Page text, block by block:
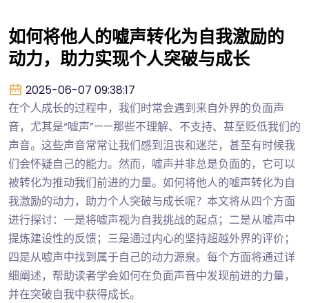
如何将他人的嘘声转化为自我激励的
动力，助力实现个人突破与成长
2025-06-07 09:38:17
在个人成长的过程中，我们时常会遇到来自外界的负面声
音，尤其是“嘘声”——那些不理解、不支持、甚至贬低我们的
声音。这些声音常常让我们感到沮丧和迷茫，甚至有时候我
们会怀疑自己的能力。然而，嘘声并非总是负面的，它可以
被转化为推动我们前进的力量。如何将他人的嘘声转化为自
我激励的动力，助力个人突破与成长呢？本文将从四个方面
进行探讨：一是将嘘声视为自我挑战的起点；二是从嘘声中
提炼建设性的反馈；三是通过内心的坚持超越外界的评价；
四是从嘘声中找到属于自己的动力源泉。每个方面将通过详
细阐述，帮助读者学会如何在负面声音中发现前进的力量，
并在突破自我中获得成长。